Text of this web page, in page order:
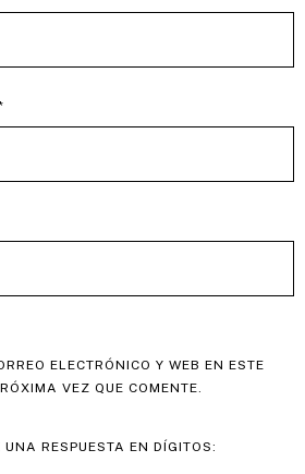
ELECTRÓNICO Y WEB EN ESTE
VEZ QUE COMENTE.
RESPUESTA EN DÍGITOS: